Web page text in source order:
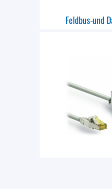
Feldbus-und